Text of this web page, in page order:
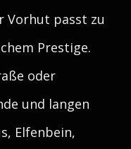
Vorhut passt zu
Prestige.
oder
und langen
Elfenbein,